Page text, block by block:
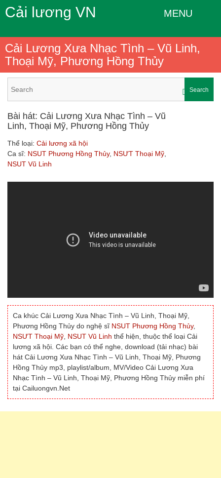
Cải lương VN MENU
Cải Lương Xưa Nhạc Tình – Vũ Linh,
Thoại Mỹ, Phương Hồng Thủy
Search
Bài hát: Cải Lương Xưa Nhạc Tình – Vũ
Linh, Thoại Mỹ, Phương Hồng Thủy
Thể loại: Cải lương xã hội
Ca sĩ: NSUT Phương Hồng Thủy, NSƯT Thoại Mỹ
NSUT Vũ Linh
Ca khúc Cải Lương Xưa Nhạc Tình – Vũ Linh, Thoại Mỹ,
Phương Hồng Thủy do nghệ sĩ NSUT Phương Hồng Thủy,
NSƯT Thoại Mỹ NSUT Vũ Linh thể hiện, thuộc thể loại Cải
lương xã hội. Các bạn có thể nghe, download (tải nhạc) bài
hát Cải Lương Xưa Nhạc Tình – Vũ Linh, Thoại Mỹ, Phương
Hồng Thủy mp3, playlist/album, MV/Video Cải Lương Xưa
Nhạc Tình – Vũ Linh, Thoại Mỹ, Phương Hồng Thủy miễn phí
tại Cailuongvn.Net